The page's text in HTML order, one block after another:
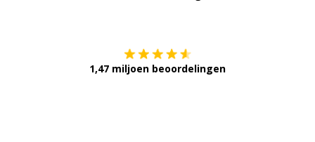
1,47 miljoen beoordelingen